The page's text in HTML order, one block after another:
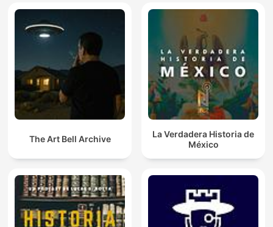
The Art Bell Archive
La Verdadera Historia de
México